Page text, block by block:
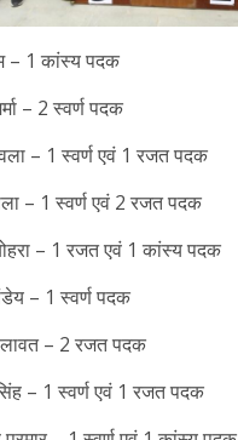
– 1 कांस्य पदक
– 2 स्वर्ण पदक
– 1 स्वर्ण एवं 1 रजत पदक
– 1 स्वर्ण एवं 2 रजत पदक
– 1 रजत एवं 1 कांस्य पदक
– 1 स्वर्ण पदक
– 2 रजत पदक
– 1 स्वर्ण एवं 1 रजत पदक